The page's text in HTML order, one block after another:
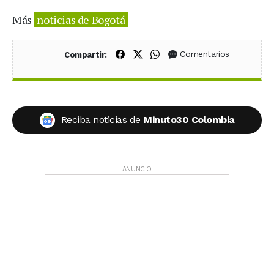
Más noticias de Bogotá
Compartir: Compartir en Facebook
Compartir en X (Twitter)
Compartir en WhatsApp
Comentarios
Reciba noticias de Minuto30 Colombia
ANUNCIO